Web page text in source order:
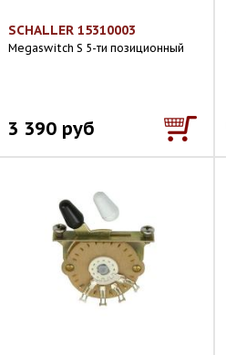
SCHALLER 15310003
Megaswitch S 5-ти позиционный
3 390 руб